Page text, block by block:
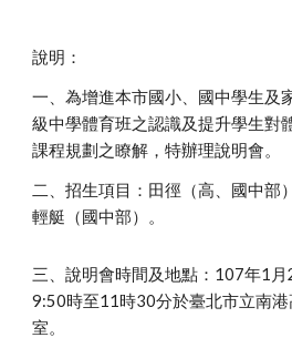
說明：
一、為增進本市國小、國中學生及
級中學體育班之認識及提升學生對
課程規劃之瞭解，特辦理說明會。
二、招生項目：田徑（高、國中部
輕艇（國中部）。
三、說明會時間及地點：107年1
9:50時至11時30分於臺北市立南
室。